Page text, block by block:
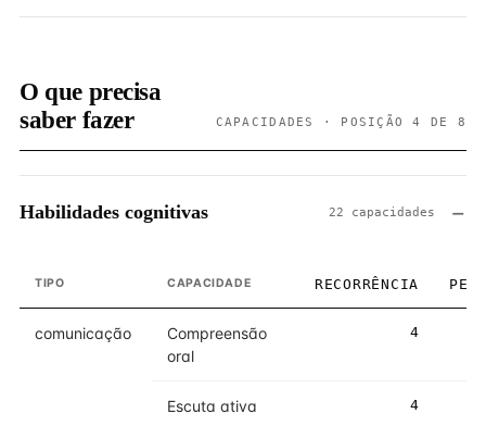
O que precisa
saber fazer
CAPACIDADES · POSIÇÃO 4 DE 8
Habilidades cognitivas 22 capacidades
TIPO CAPACIDADE RECORRÊNCIA PESO
comunicação
Compreensão
oral
4
Escuta ativa 4